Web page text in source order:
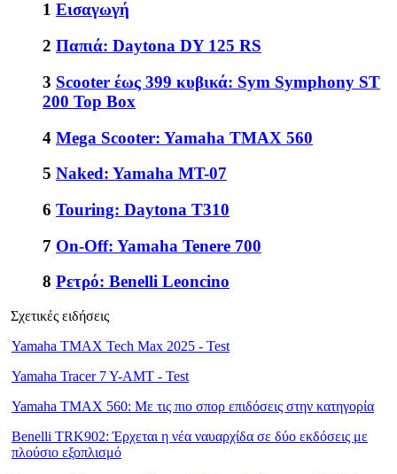
1 Εισαγωγή
2 Παπιά: Daytona DY 125 RS
3 Scooter έως 399 κυβικά: Sym Symphony ST
200 Top Box
4 Mega Scooter: Yamaha TMAX 560
5 Naked: Yamaha MT-07
6 Touring: Daytona T310
7 On-Off: Yamaha Tenere 700
8 Ρετρό: Benelli Leoncino
Σχετικές ειδήσεις
Yamaha TMAX Tech Max 2025 - Test
Yamaha Tracer 7 Y-AMT - Test
Yamaha TMAX 560: Με τις πιο σπορ επιδόσεις στην κατηγορία
Benelli TRK902: Έρχεται η νέα ναυαρχίδα σε δύο εκδόσεις με
πλούσιο εξοπλισμό